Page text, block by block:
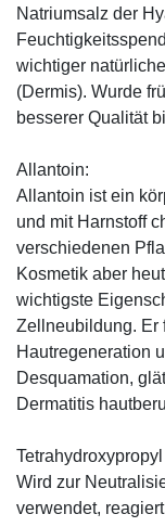
Natriumsalz der
wichtiger
(Dermis). Wurde
besserer Qualität
Allantoin:
Allantoin ist ein
und mit Harnstoff
verschiedenen
Kosmetik aber
wichtigste
Zellneubildung. Er
Hautregeneration
Desquamation,
Dermatitis
Wird zur
verwendet,